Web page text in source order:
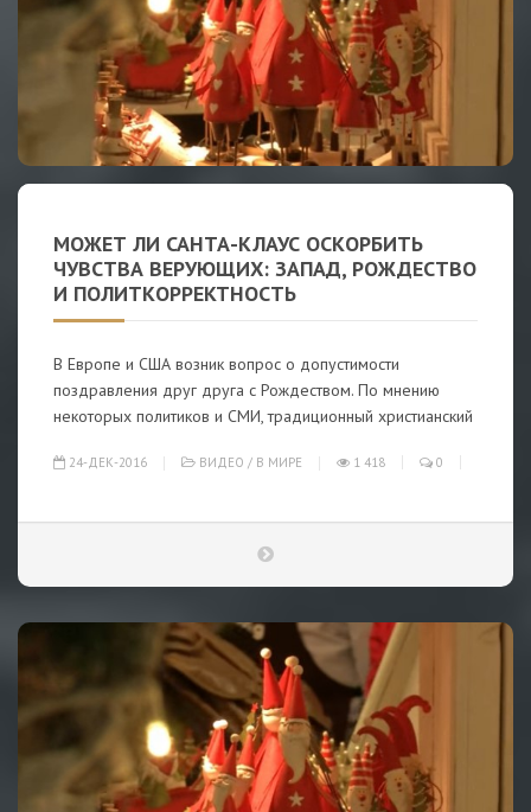
МОЖЕТ ЛИ САНТА-КЛАУС ОСКОРБИТЬ
ЧУВСТВА ВЕРУЮЩИХ: ЗАПАД, РОЖДЕСТВО
И ПОЛИТКОРРЕКТНОСТЬ
В Европе и США возник вопрос о допустимости
поздравления друг друга с Рождеством. По мнению
некоторых политиков и СМИ, традиционный христианский
24-ДЕК-2016 ВИДЕО / В МИРЕ 1 418 0